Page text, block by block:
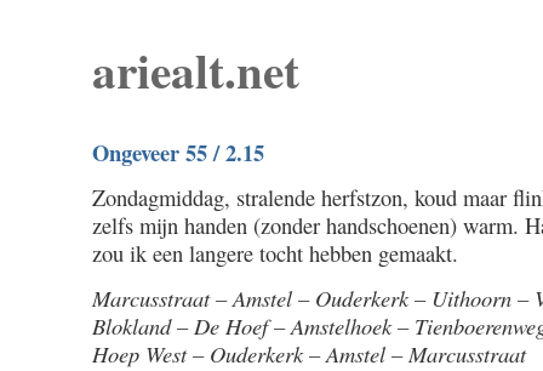
ariealt.net
Ongeveer 55 / 2.15
Zondagmiddag, stralende herfstzon, koud maar
zelfs mijn handen (zonder handschoenen) warm.
zou ik een langere tocht hebben gemaakt.
Marcusstraat – Amstel – Ouderkerk – Uithoorn –
Blokland – De Hoef – Amstelhoek –
Hoep West – Ouderkerk – Amstel – Marcusstraat